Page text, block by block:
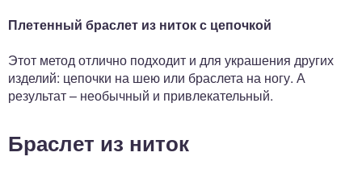
Плетенный браслет из ниток с цепочкой
Этот метод отлично подходит и для украшения других
изделий: цепочки на шею или браслета на ногу. А
результат – необычный и привлекательный.
Браслет из ниток